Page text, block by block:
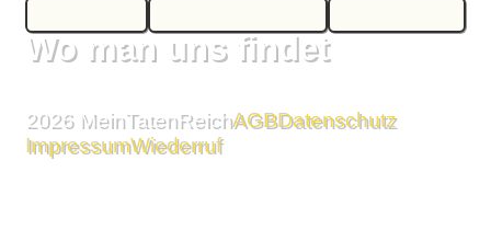
Wo man uns findet
2026 MeinTatenReichAGBDatenschutz
ImpressumWiederruf